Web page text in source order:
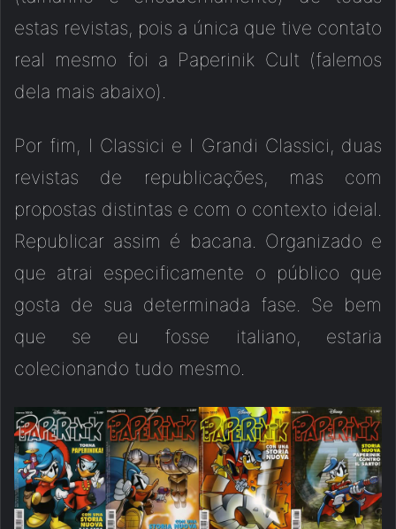
estas revistas, pois a única que tive contato
real mesmo foi a Paperinik Cult (falemos
dela mais abaixo).
Por fim, I Classici e I Grandi Classici, duas
revistas de republicações, mas com
propostas distintas e com o contexto ideial.
Republicar assim é bacana. Organizado e
que atrai especificamente o público que
gosta de sua determinada fase. Se bem
que se eu fosse italiano, estaria
colecionando tudo mesmo.